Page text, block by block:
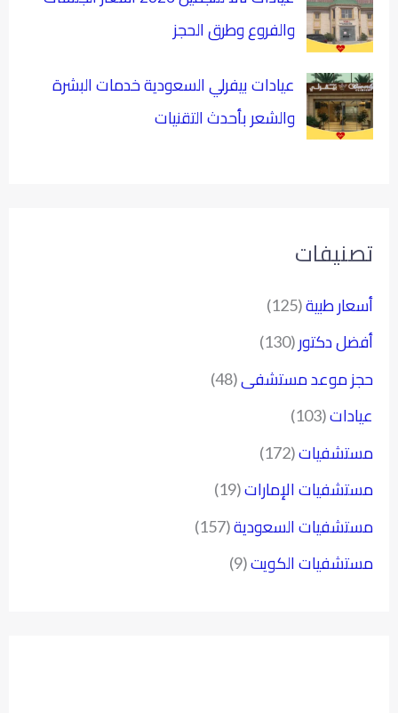
والفروع وطرق الحجز
عيادات بيفرلي السعودية خدمات البشرة
والشعر بأحدث التقنيات
تصنيفات
أسعار طبية(125)
أفضل دكتور(130)
حجز موعد مستشفى(48)
عيادات(103)
مستشفيات(172)
مستشفيات الإمارات(19)
مستشفيات السعودية(157)
مستشفيات الكويت(9)